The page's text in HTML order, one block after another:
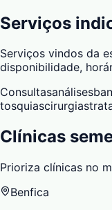
Serviços
Serviços vindos da
disponibilidade,
Consultasanálises
tosquiascirurgias
Clínicas
Prioriza clínicas no
Benfica